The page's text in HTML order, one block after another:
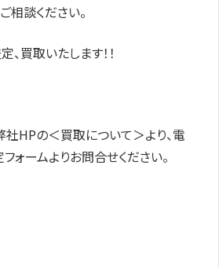
相談ください。
買取いたします！！
HPの＜買取について＞より、電
ォームよりお問合せください。